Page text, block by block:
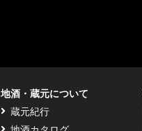
地酒・蔵元について
蔵元紀行